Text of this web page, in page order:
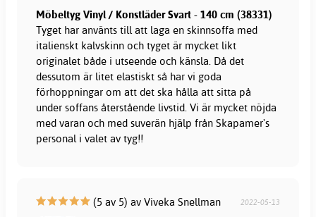
Möbeltyg Vinyl / Konstläder Svart - 140 cm (38331)
Tyget har använts till att laga en skinnsoffa med
italienskt kalvskinn och tyget är mycket likt
originalet både i utseende och känsla. Då det
dessutom är litet elastiskt så har vi goda
förhoppningar om att det ska hålla att sitta på
under soffans återstående livstid. Vi är mycket nöjda
med varan och med suverän hjälp från Skapamer's
personal i valet av tyg!!
(5 av 5) av Viveka Snellman 2022-05-13